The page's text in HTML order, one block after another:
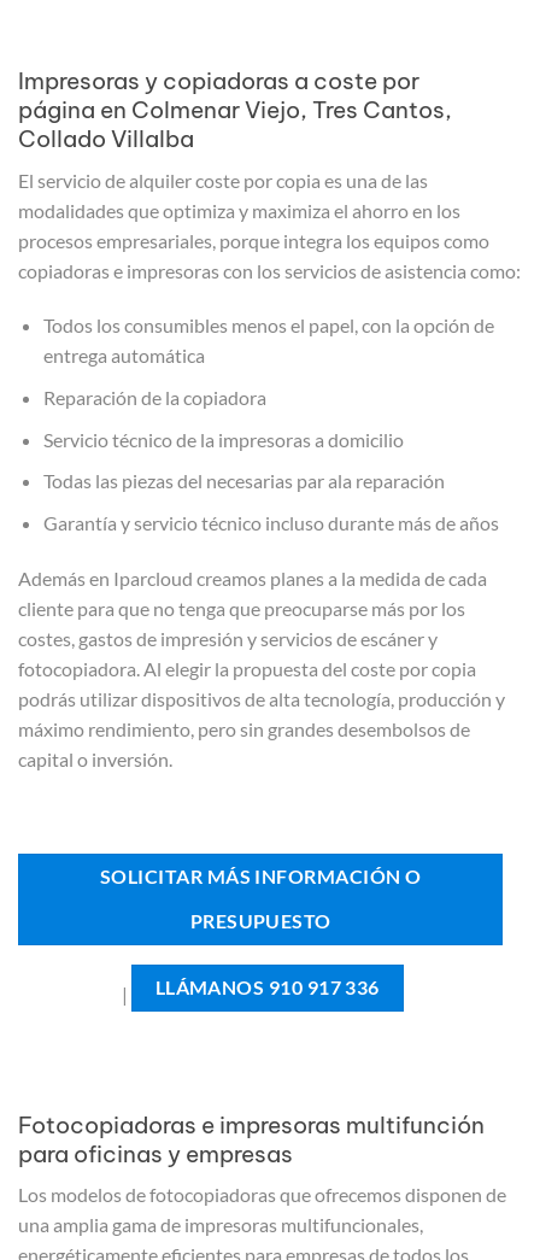
Impresoras y copiadoras a coste por
página en Colmenar Viejo, Tres Cantos,
Collado Villalba
El servicio de alquiler coste por copia es una de las
modalidades que optimiza y maximiza el ahorro en los
procesos empresariales, porque integra los equipos como
copiadoras e impresoras con los servicios de asistencia como:
Todos los consumibles menos el papel, con la opción de
entrega automática
Reparación de la copiadora
Servicio técnico de la impresoras a domicilio
Todas las piezas del necesarias par ala reparación
Garantía y servicio técnico incluso durante más de años
Además en Iparcloud creamos planes a la medida de cada
cliente para que no tenga que preocuparse más por los
costes, gastos de impresión y servicios de escáner y
fotocopiadora. Al elegir la propuesta del coste por copia
podrás utilizar dispositivos de alta tecnología, producción y
máximo rendimiento, pero sin grandes desembolsos de
capital o inversión.
SOLICITAR MÁS INFORMACIÓN O
PRESUPUESTO
| LLÁMANOS 910 917 336
Fotocopiadoras e impresoras multifunción
para oficinas y empresas
Los modelos de fotocopiadoras que ofrecemos disponen de
una amplia gama de impresoras multifuncionales,
energéticamente eficientes para empresas de todos los